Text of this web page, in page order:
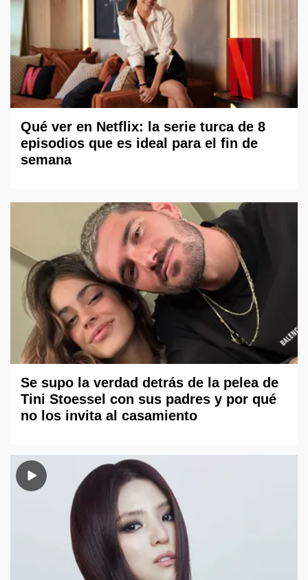
Qué ver en Netflix: la serie turca de 8
episodios que es ideal para el fin de
semana
Se supo la verdad detrás de la pelea de
Tini Stoessel con sus padres y por qué
no los invita al casamiento